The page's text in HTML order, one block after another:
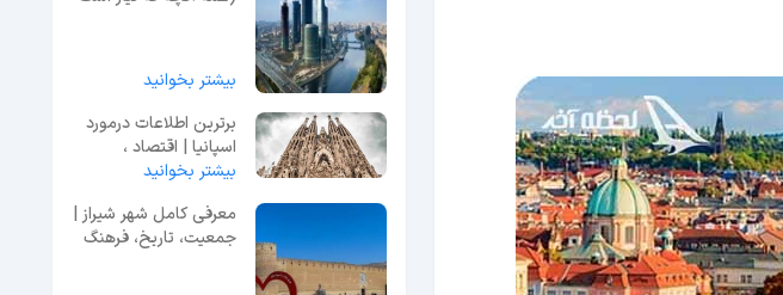
بیشتر بخوانید
برترین اطلاعات درمورد
اسپانیا | اقتصاد ،
جمعیت ، جاذبه‌ها
بیشتر بخوانید
معرفی کامل شهر شیراز |
جمعیت، تاریخ، فرهنگ